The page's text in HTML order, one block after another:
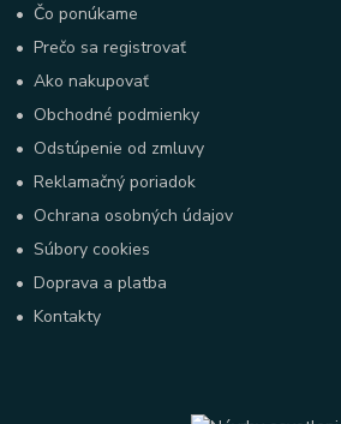
• Čo ponúkame
•Prečo sa registrovať
•Ako nakupovať
• Obchodné podmienky
• Odstúpenie od zmluvy
•Reklamačný poriadok
• Ochrana osobných údajov
•Súbory cookies
•Doprava a platba
•Kontakty